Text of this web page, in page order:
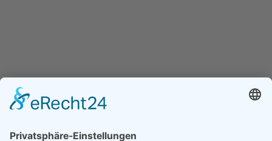
Verbandsmitgliedschaften